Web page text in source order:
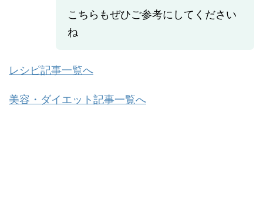
こちらもぜひご参考にしてください
ね
レシピ記事一覧へ
美容・ダイエット記事一覧へ